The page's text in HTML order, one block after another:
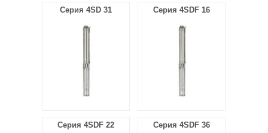
ХИДРОФОРНИ СЪДОВЕ (0)
STAINLESS STELL PIPES AND PRESS FITTINGS (2)
Серия 4SD 31 Серия 4SDF 16
Серия 4SDF 22 Серия 4SDF 36